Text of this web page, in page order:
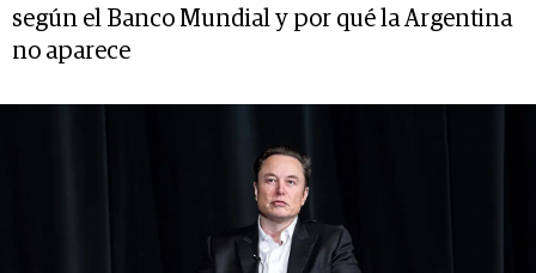
según el Banco Mundial y por qué la Argentina
no aparece